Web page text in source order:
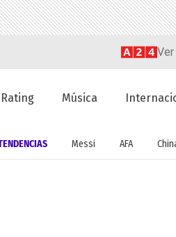
Rating Música
Messi AFA